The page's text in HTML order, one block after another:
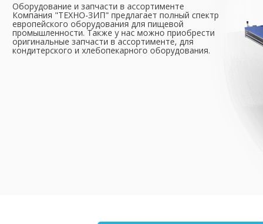
Оборудование и запчасти в ассортименте
Компания "ТЕХНО-ЗИП" предлагает полный спектр
европейского оборудования для пищевой
промышленности. Также у нас можно приобрести
оригинальные запчасти в ассортименте, для
кондитерского и хлебопекарного оборудования.